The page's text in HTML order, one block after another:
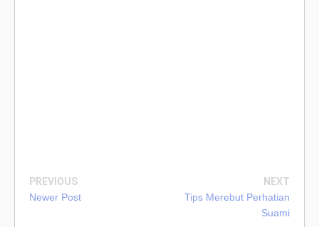
PREVIOUS
Newer Post
NEXT
Tips Merebut Perhatian
Suami